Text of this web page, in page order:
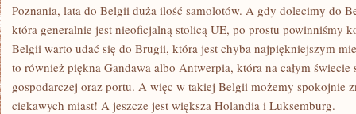
Poznania, lata do Belgii duża ilość samolotów. A gdy dolecimy do
która generalnie jest nieoficjalną stolicą UE, po prostu powinniśmy
Belgii warto udać się do Brugii, która jest chyba najpiękniejszym
to również piękna Gandawa albo Antwerpia, która na całym świecie
gospodarczej oraz portu. A więc w takiej Belgii możemy spokojnie
ciekawych miast! A jeszcze jest większa Holandia i Luksemburg.